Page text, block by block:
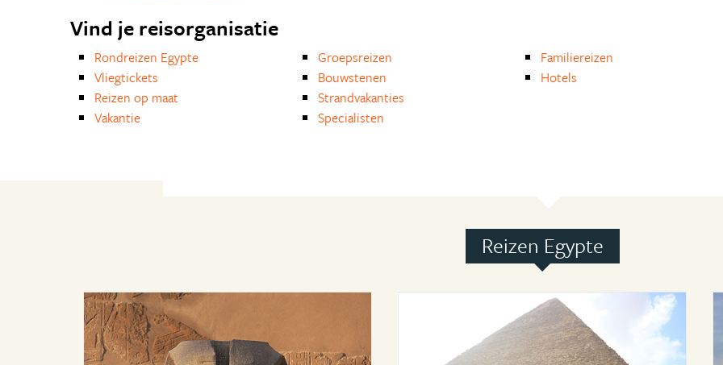
Vind je reisorganisatie
Rondreizen Egypte
Vliegtickets
Reizen op maat
Vakantie
Groepsreizen
Bouwstenen
Strandvakanties
Specialisten
Familiereizen
Hotels
Reizen Egypte